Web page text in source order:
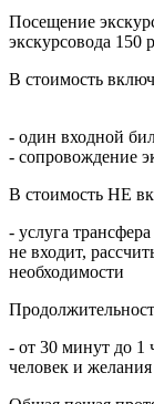
Посещение
экскурсовода 150
В стоимость
- один входной
- сопровождение
В стоимость НЕ
- услуга
не входит,
необходимости
- от 30 минут до 1
человек и